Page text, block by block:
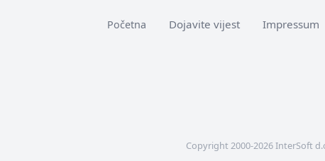
Početna Dojavite vijest Impressum
Copyright 2000-2026 InterSoft